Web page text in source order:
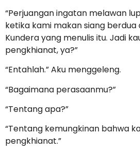
“Perjuangan ingatan melawan
ketika kami makan siang berdua
Kundera yang menulis itu. Jadi
pengkhianat, ya?”
“Entahlah.” Aku menggeleng.
“Bagaimana perasaanmu?”
“Tentang apa?”
“Tentang kemungkinan bahwa
pengkhianat.”